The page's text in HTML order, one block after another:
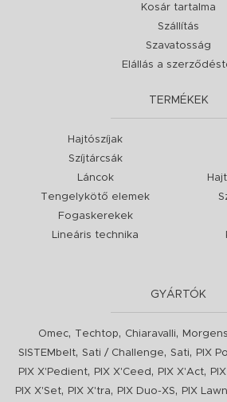
Kosár tartalma
Szállítás
Szavatosság
Elállás a
TERMÉKEK
Hajtószíjak
Szíjtárcsák
Láncok
Tengelykötő elemek
Fogaskerekek
Lineáris technika
GYÁRTÓK
Omec, Techtop, Chiaravalli,
SISTEMbelt, Sati / Challenge, Sati, PIX
PIX X'Pedient, PIX X'Ceed , PIX X'Act,
PIX X'Set, PIX X'tra, PIX Duo-XS, PIX